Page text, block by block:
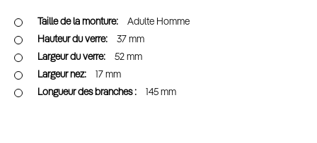
Adulte Homme
37 mm
52 mm
17 mm
145 mm